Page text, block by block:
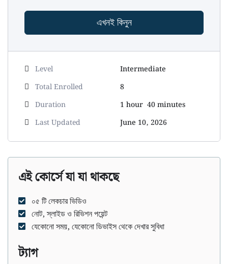
এখনই কিনুন
Level
Intermediate
Total Enrolled
8
Duration
1 hour 40minutes
Last Updated
June 10, 2026
এই কোর্সে যা যা থাকছে
০৫ টি লেকচার ভিডিও
নোট, স্লাইড ও রিভিশন পয়েন্ট
যেকোনো সময়, যেকোনো ডিভাইস থেকে দেখার সুবিধা
ট্যাগ